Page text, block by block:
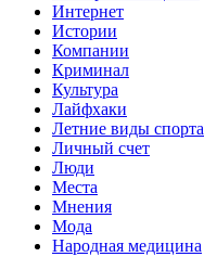
Интернет
Истории
Компании
Криминал
Культура
Лайфхаки
Летние виды спорта
Личный счет
Люди
Места
Мнения
Мода
Народная медицина